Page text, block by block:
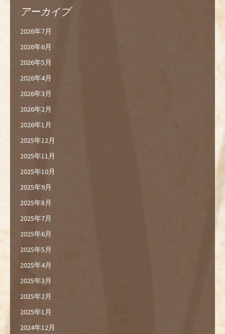
アーカイブ
2026年7月
2026年6月
2026年5月
2026年4月
2026年3月
2026年2月
2026年1月
2025年12月
2025年11月
2025年10月
2025年9月
2025年8月
2025年7月
2025年6月
2025年5月
2025年4月
2025年3月
2025年2月
2025年1月
2024年12月